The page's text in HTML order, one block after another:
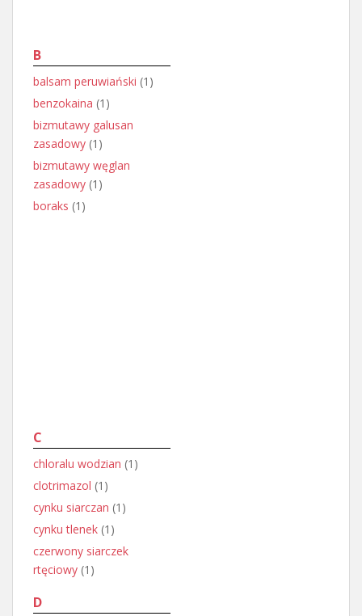
B
balsam peruwiański (1)
benzokaina (1)
bizmutawy galusan
zasadowy (1)
bizmutawy węglan
zasadowy (1)
boraks (1)
C
chloralu wodzian (1)
clotrimazol (1)
cynku siarczan (1)
cynku tlenek (1)
czerwony siarczek
rtęciowy (1)
D